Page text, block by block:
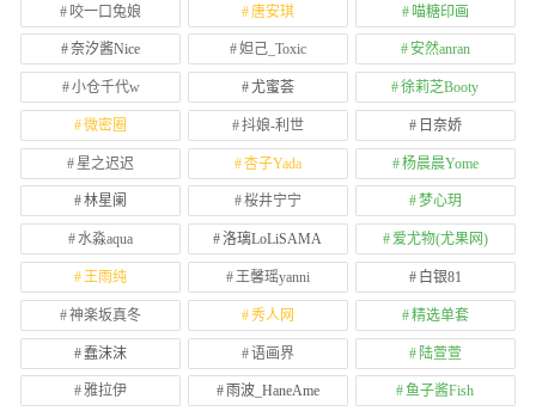
咬一口兔娘 唐安琪 喵糖印画
奈汐酱Nice 妲己_Toxic 安然anran
小仓千代w 尤蜜荟 徐莉芝Booty
微密圈 抖娘-利世 日奈娇
星之迟迟 杏子Yada 杨晨晨Yome
林星阑 桜井宁宁 梦心玥
水淼aqua 洛璃LoLiSAMA 爱尤物(尤果网)
王雨纯 王馨瑶yanni 白银81
神楽坂真冬 秀人网 精选单套
蠢沫沫 语画界 陆萱萱
雅拉伊 雨波_HaneAme 鱼子酱Fish